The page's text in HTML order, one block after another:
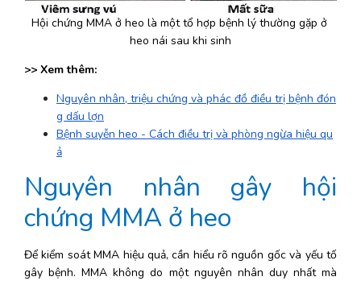
Hội chứng MMA ở heo là một tổ hợp bệnh lý thường gặp ở
heo nái sau khi sinh
>> Xem thêm:
Nguyên nhân, triệu chứng và phác đồ điều trị bệnh đón
g dấu lợn
Bệnh suyễn heo - Cách điều trị và phòng ngừa hiệu qu
ả
Nguyên nhân gây hội
chứng MMA ở heo
Để kiểm soát MMA hiệu quả, cần hiểu rõ nguồn gốc và yếu tố
gây bệnh. MMA không do một nguyên nhân duy nhất mà